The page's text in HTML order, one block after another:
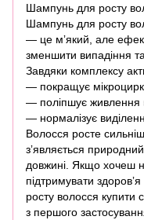
Шампунь для росту
Шампунь для росту
— це мʼякий, але
зменшити випадіння
Завдяки комплексу
— покращує
— поліпшує живлення
— нормалізує
Волосся росте
зʼявляється
довжині. Якщо хочеш
підтримувати
росту волосся купити
з першого